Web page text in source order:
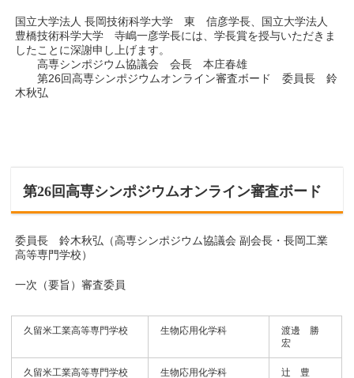
国立大学法人 長岡技術科学大学 東 信彦学長、国立大学法人
豊橋技術科学大学 寺嶋一彦学長には、学長賞を授与いただきま
したことに深謝申し上げます。
高専シンポジウム協議会 会長 本庄春雄
第26回高専シンポジウムオンライン審査ボード 委員長 鈴
木秋弘
第26回高専シンポジウムオンライン審査ボード
委員長 鈴木秋弘（高専シンポジウム協議会 副会長・長岡工業
高等専門学校）
一次（要旨）審査委員
久留米工業高等専門学校 生物応用化学科
渡邊 勝
宏
久留米工業高等専門学校 生物応用化学科 辻 豊